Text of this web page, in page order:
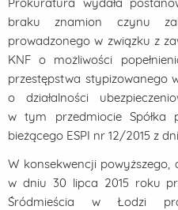
braku znamion czynu
prowadzonego w związku z
KNF o możliwości
przestępstwa stypizowanego
o działalności
w tym przedmiocie Spółka
bieżącego ESPI nr 12/2015 z
W konsekwencji
w dniu 30 lipca 2015 roku
Śródmieścia w Łodzi